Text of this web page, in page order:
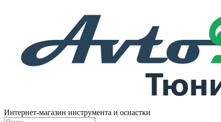
Интернет-магазин инструмента и оснастки